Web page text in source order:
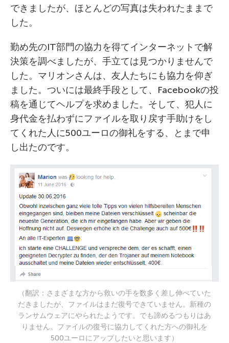
できましたが、ほとんどの写真は失われたままで
した。
勤め先のIT部門の協力を得てインターネットで解
決策を調べましたが、手立ては見つかりませんで
した。マリオンさんは、友人たちにも協力を仰ぎ
ました。ついには最終手段として、Facebookの投
稿を通じてヘルプを求めました。そして、犯人に
身代金を払わずにファイルを取り戻す手助けをし
てくれた人に500ユーロの御礼をする、とまで申
し出たのです。
（翻訳：さまざまな方から救いの手を数多く差し伸べていた
だきましたが、ファイルはまだ復号できていません。新種の
ランサムウェアにやられたようです。でも諦めるつもりはあ
りません。ファイルの復号に協力してくれた方への御礼を
500ユーロにアップしたいと思います）